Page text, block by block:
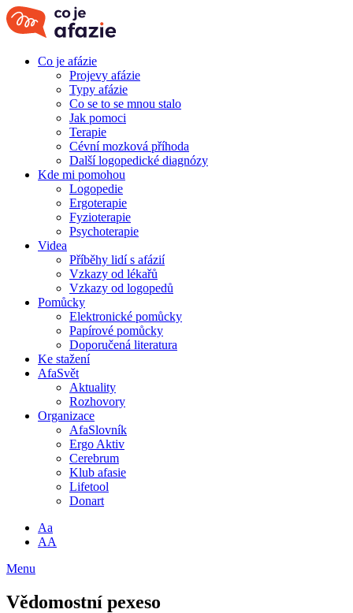
Co je afázie
Projevy afázie
Typy afázie
Co se to se mnou stalo
Jak pomoci
Terapie
Cévní mozková příhoda
Další logopedické diagnózy
Kde mi pomohou
Logopedie
Ergoterapie
Fyzioterapie
Psychoterapie
Videa
Příběhy lidí s afázií
Vzkazy od lékařů
Vzkazy od logopedů
Pomůcky
Elektronické pomůcky
Papírové pomůcky
Doporučená literatura
Ke stažení
AfaSvět
Aktuality
Rozhovory
Organizace
AfaSlovník
Ergo Aktiv
Cerebrum
Klub afasie
Lifetool
Donart
Aa
AA
Menu
Vědomostní pexeso